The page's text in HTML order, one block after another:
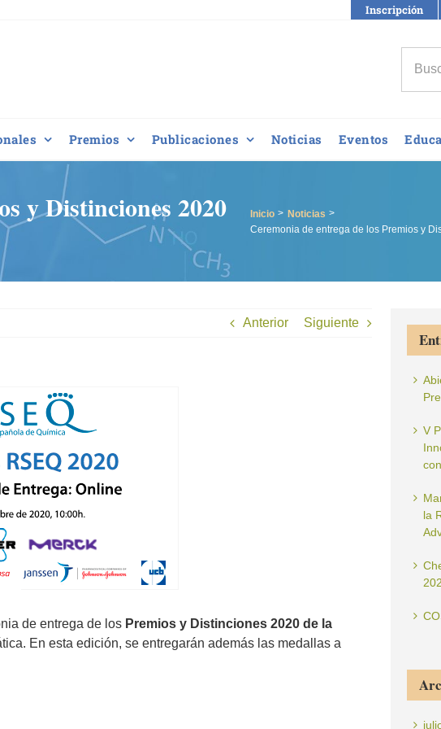
Inscripción
Premios Publicaciones Noticias Eventos
y Distinciones 2020
Inicio
Noticias
Ceremonia de entrega de los Premios y
Anterior Siguiente
de entrega de los Premios y Distinciones 2020 de la
En esta edición, se entregarán además las medallas a
V
la